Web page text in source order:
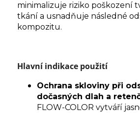
minimalizuje riziko poškození
tkání a usnadňuje následné
kompozitu.
Hlavní indikace použití
Ochrana skloviny při
dočasných dlah a
FLOW-COLOR vytváří